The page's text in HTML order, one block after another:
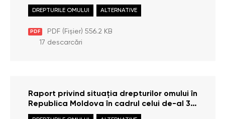
Convention on preventing and combating
violence against women and domestic
PDF PDF (Fișier) 556.2 KB
DREPTURILE OMULUI ALTERNATIVE
17 descarcări
Raport privind situația drepturilor omului în
Republica Moldova în cadrul celui de-al 3-
lea ciclu de Evaluare Periodică Universală